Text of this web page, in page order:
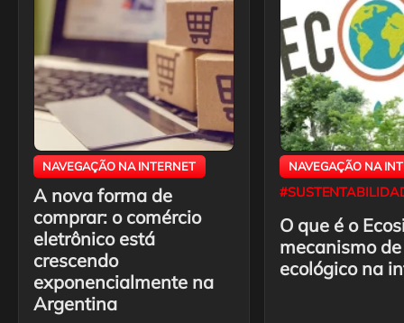
NAVEGAÇÃO NA INTERNET
A nova forma de
comprar: o comércio
eletrônico está
crescendo
exponencialmente na
Argentina
NAVEGAÇÃO NA
O que é o
mecanismo
ecológico na